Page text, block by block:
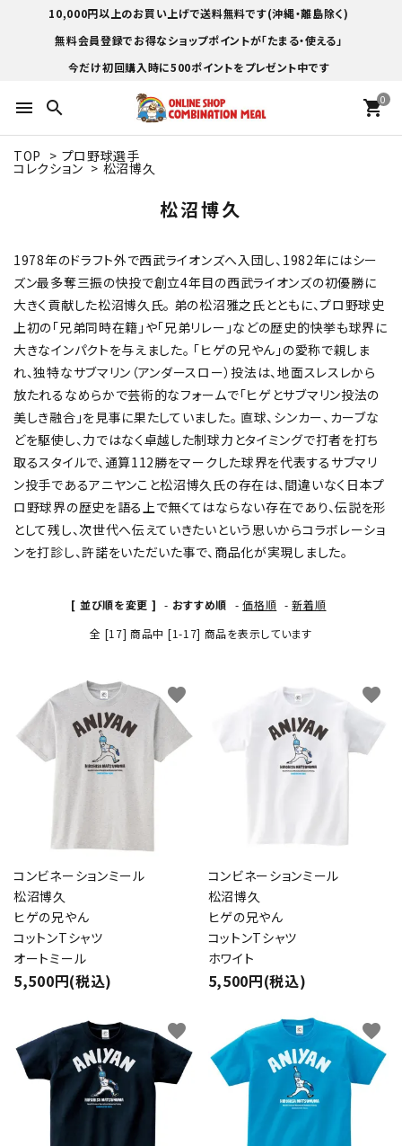
10,000円以上のお買い上げで送料無料です(沖縄・離島除く)
無料会員登録でお得なショップポイントが「たまる・使える」
今だけ初回購入時に500ポイントをプレゼント中です
menu search 0
shopping_cart
TOP > プロ野球選手
コレクション > 松沼博久
松沼博久
1978年のドラフト外で西武ライオンズへ入団し、1982年にはシー
ズン最多奪三振の快投で創立4年目の西武ライオンズの初優勝に
大きく貢献した松沼博久氏。 弟の松沼雅之氏とともに、プロ野球史
上初の「兄弟同時在籍」や「兄弟リレー」などの歴史的快挙も球界に
大きなインパクトを与えました。 「ヒゲの兄やん」の愛称で親しま
れ、独特なサブマリン（アンダースロー）投法は、地面スレスレから
放たれるなめらかで芸術的なフォームで「ヒゲとサブマリン投法の
美しき融合」を見事に果たしていました。 直球、シンカー、カーブな
どを駆使し、力ではなく卓越した制球力とタイミングで打者を打ち
取るスタイルで、通算112勝をマークした球界を代表するサブマリ
ン投手であるアニヤンこと松沼博久氏の存在は、間違いなく日本プ
ロ野球界の歴史を語る上で無くてはならない存在であり、伝説を形
として残し、次世代へ伝えていきたいという思いからコラボレーショ
ンを打診し、許諾をいただいた事で、商品化が実現しました。
[ 並び順を変更 ] - おすすめ順 -価格順 -新着順
全 [17] 商品中 [1-17] 商品を表示しています
コンビネーションミール
松沼博久
ヒゲの兄やん
コットンTシャツ
オートミール
5,500円(税込)
favorite
コンビネーションミール
松沼博久
ヒゲの兄やん
コットンTシャツ
ホワイト
5,500円(税込)
favorite
favorite favorite